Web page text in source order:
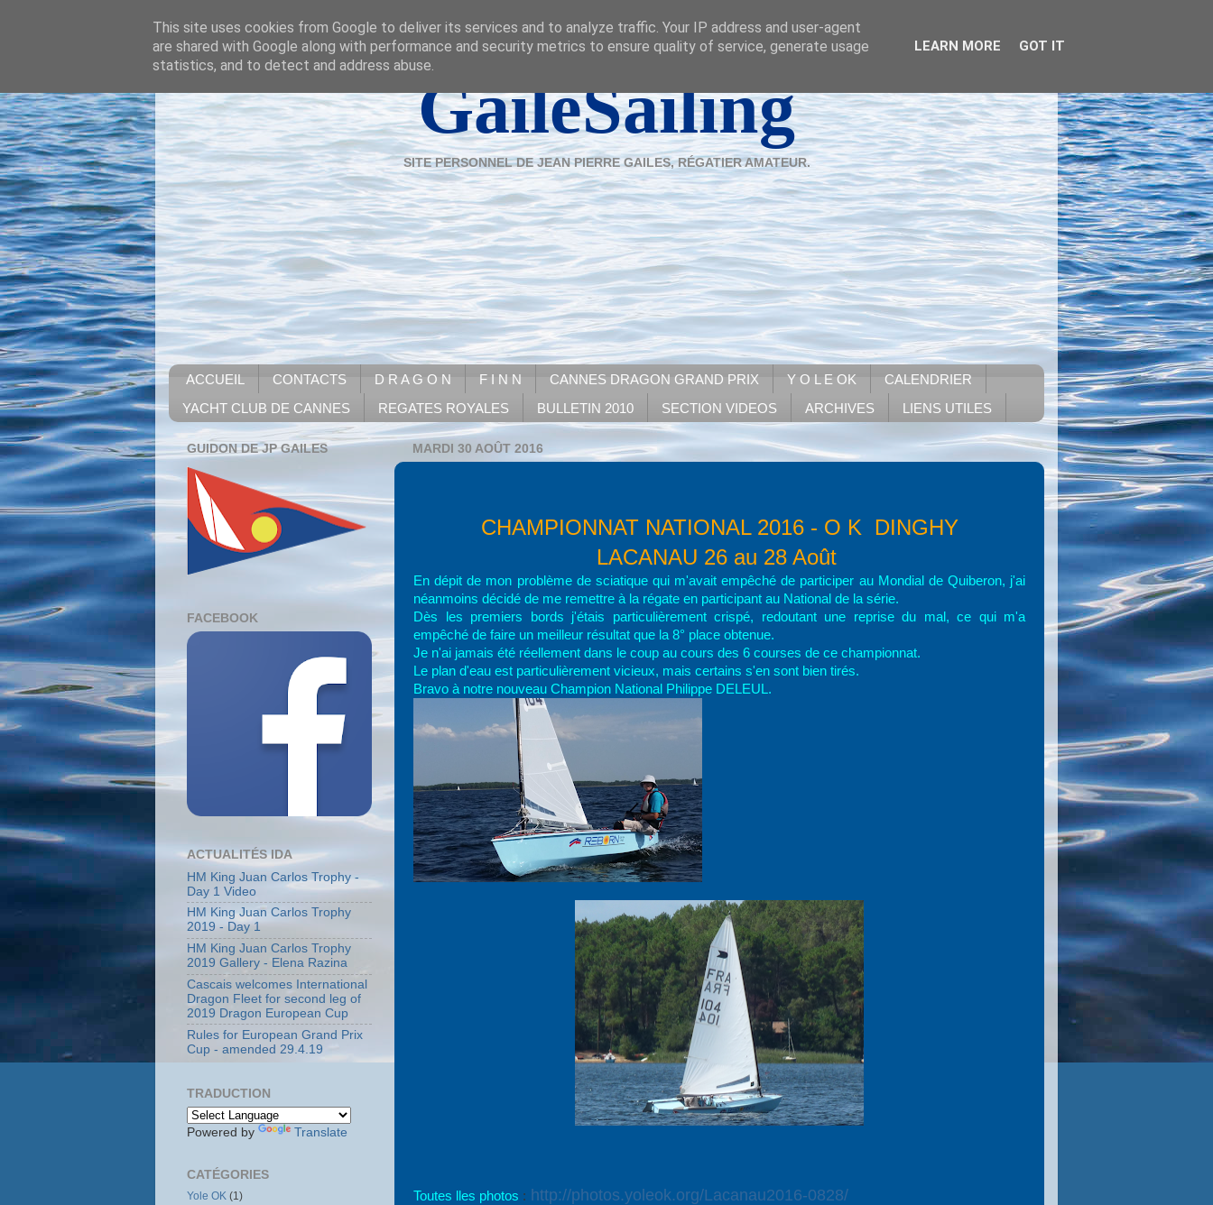
GaileSailing
SITE PERSONNEL DE JEAN PIERRE GAILES, RÉGATIER AMATEUR.
ACCUEIL CONTACTS D R A G O N F I N N CANNES DRAGON GRAND PRIX Y O L E OK
CALENDRIER
YACHT CLUB DE CANNES
REGATES ROYALES BULLETIN 2010 SECTION VIDEOS ARCHIVES LIENS UTILES
MARDI 30 AOÛT 2016
CHAMPIONNAT NATIONAL 2016 - O K DINGHY
LACANAU 26 au 28 Août
En dépit de mon problème de sciatique qui m'avait empêché de participer au Mondial de Quiberon, j'ai
néanmoins décidé de me remettre à la régate en participant au National de la série.
Dès les premiers bords j'étais particulièrement crispé, redoutant une reprise du mal, ce qui m'a
empêché de faire un meilleur résultat que la 8° place obtenue.
Je n'ai jamais été réellement dans le coup au cours des 6 courses de ce championnat.
Le plan d'eau est particulièrement vicieux, mais certains s'en sont bien tirés.
Bravo à notre nouveau Champion National Philippe DELEUL.
Toutes lles photos : http://photos.yoleok.org/Lacanau2016-0828/
GUIDON DE JP GAILES
FACEBOOK
ACTUALITÉS IDA
HM King Juan Carlos Trophy -
Day 1 Video
HM King Juan Carlos Trophy
2019 - Day 1
HM King Juan Carlos Trophy
2019 Gallery - Elena Razina
Cascais welcomes International
Dragon Fleet for second leg of
2019 Dragon European Cup
Rules for European Grand Prix
Cup - amended 29.4.19
TRADUCTION
Powered by Translate
CATÉGORIES
Yole OK (1)
This site uses cookies from Google to deliver its services and to analyze traffic. Your IP address and user-agent
are shared with Google along with performance and security metrics to ensure quality of service, generate usage
statistics, and to detect and address abuse.
LEARN MORE GOT IT